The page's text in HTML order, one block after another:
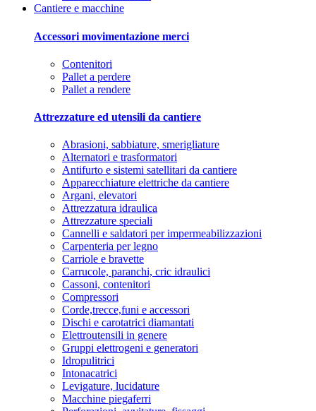
Cantiere e macchine
Accessori movimentazione merci
Contenitori
Pallet a perdere
Pallet a rendere
Attrezzature ed utensili da cantiere
Abrasioni, sabbiature, smerigliature
Alternatori e trasformatori
Antifurto e sistemi satellitari da cantiere
Apparecchiature elettriche da cantiere
Argani, elevatori
Attrezzatura idraulica
Attrezzature speciali
Cannelli e saldatori per impermeabilizzazioni
Carpenteria per legno
Carriole e bravette
Carrucole, paranchi, cric idraulici
Cassoni, contenitori
Compressori
Corde,trecce,funi e accessori
Dischi e carotatrici diamantati
Elettroutensili in genere
Gruppi elettrogeni e generatori
Idropulitrici
Intonacatrici
Levigature, lucidature
Macchine piegaferri